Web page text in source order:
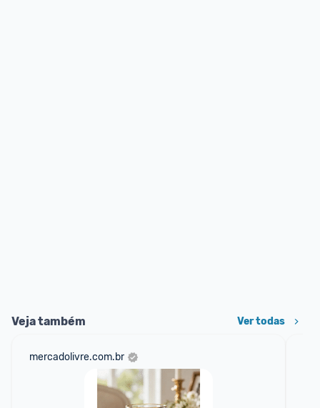
Veja também Ver todas
mercadolivre.com.br